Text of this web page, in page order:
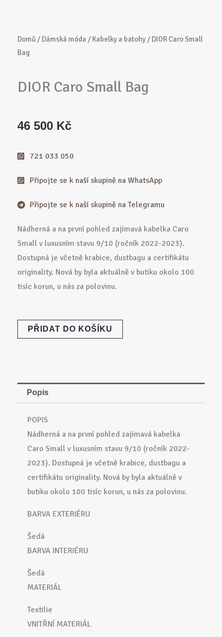
Domů / Dámská móda / Kabelky a batohy / DIOR Caro Small
Bag
DIOR Caro Small Bag
46 500 Kč
721 033 050
Připojte se k naší skupině na WhatsApp
Připojte se k naší skupině na Telegramu
Nádherná a na první pohled zajímavá kabelka Caro
Small v luxusním stavu 9/10 (ročník 2022-2023).
Dostupná je včetně krabice, dustbagu a certifikátu
originality. Nová by byla aktuálně v butiku okolo 100
tisíc korun, u nás za polovinu.
DIOR
CaroPŘIDAT DO KOŠÍKU
Popis
POPIS
Nádherná a na první pohled zajímavá kabelka
Caro Small v luxusním stavu 9/10 (ročník 2022-
2023). Dostupná je včetně krabice, dustbagu a
certifikátu originality. Nová by byla aktuálně v
butiku okolo 100 tisíc korun, u nás za polovinu.
BARVA EXTERIÉRU
Šedá
BARVA INTERIÉRU
Šedá
MATERIÁL
Textilie
VNITŘNÍ MATERIÁL